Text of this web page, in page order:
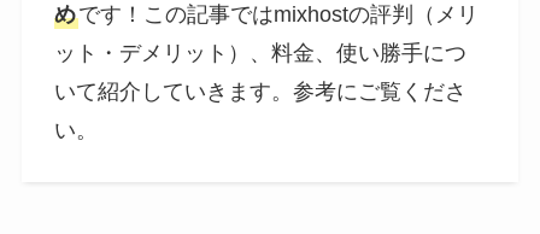
めです！この記事ではmixhostの評判（メリ
ット・デメリット）、料金、使い勝手につ
いて紹介していきます。参考にご覧くださ
い。